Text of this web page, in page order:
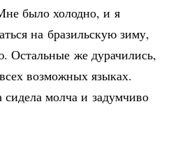
было холодно, и я
на бразильскую зиму,
Остальные же дурачились,
возможных языках.
молча и задумчиво